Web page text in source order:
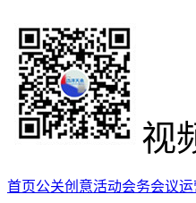
视
首页公关创意活动会务会议运